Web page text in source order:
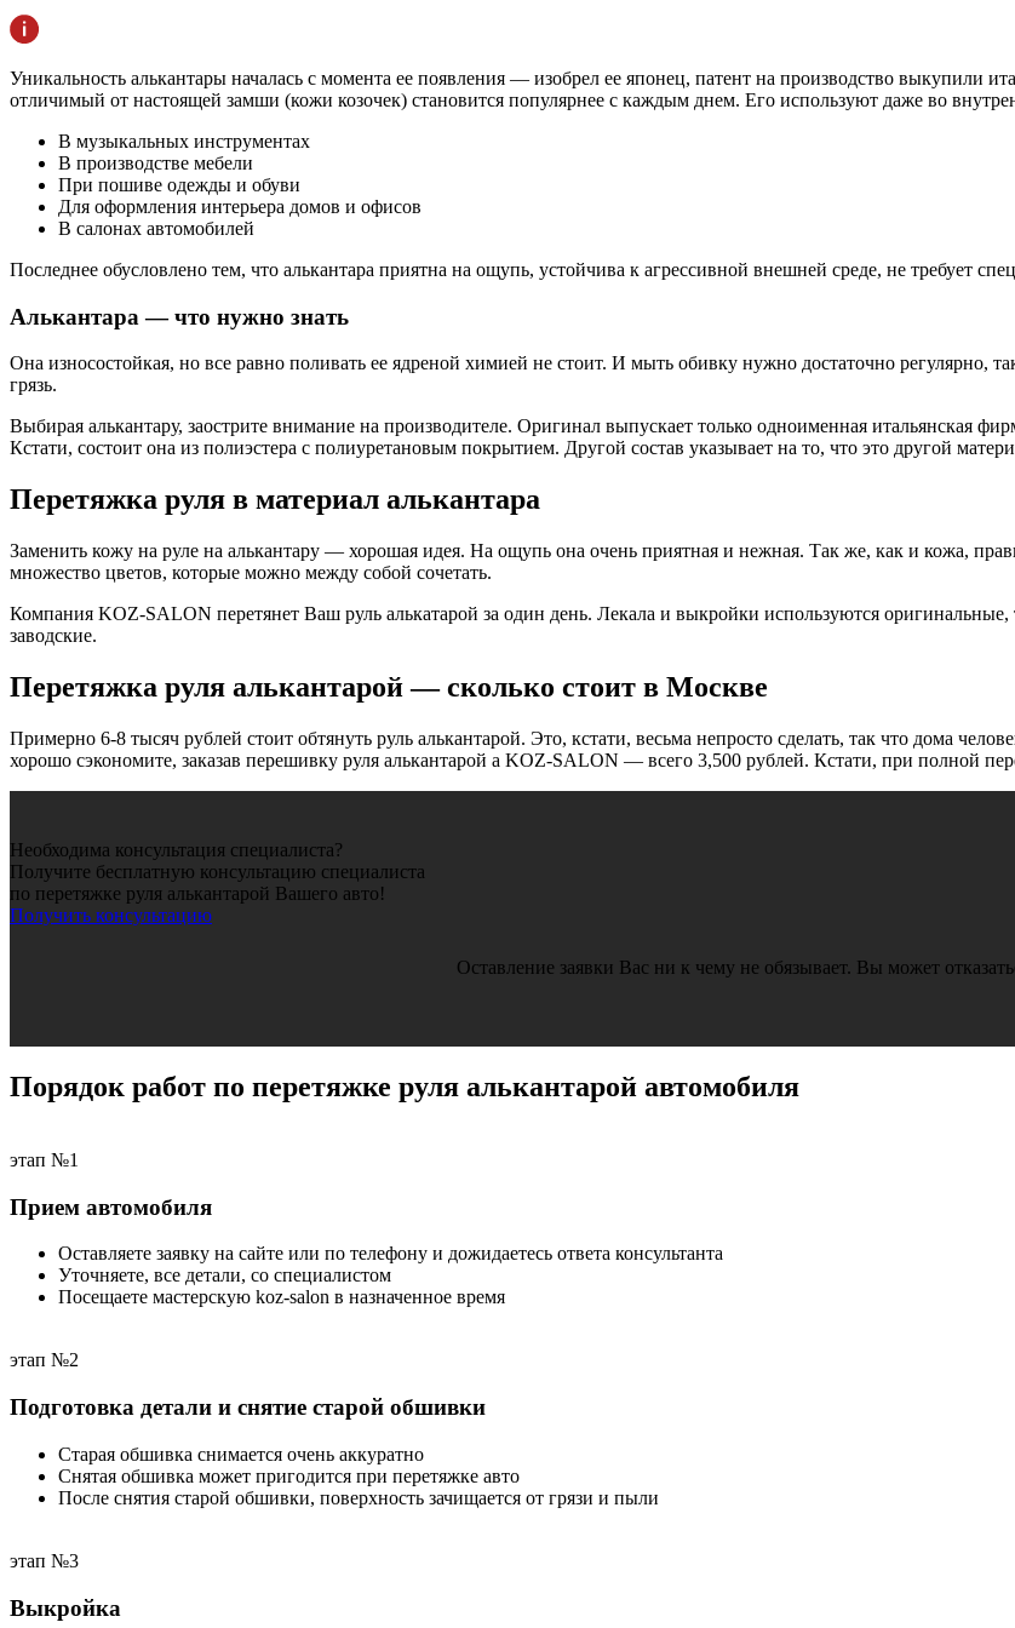
Уникальность алькантары началась с момента ее появления — изобрел ее японец, патент на производство выкупили
отличимый от настоящей замши (кожи козочек) становится популярнее с каждым днем. Его используют даже во
В музыкальных инструментах
В производстве мебели
При пошиве одежды и обуви
Для оформления интерьера домов и офисов
В салонах автомобилей
Последнее обусловлено тем, что алькантара приятна на ощупь, устойчива к агрессивной внешней среде, не требует
Алькантара — что нужно знать
Она износостойкая, но все равно поливать ее ядреной химией не стоит. И мыть обивку нужно достаточно регулярно,
грязь.
Выбирая алькантару, заострите внимание на производителе. Оригинал выпускает только одноименная итальянская
Кстати, состоит она из полиэстера с полиуретановым покрытием. Другой состав указывает на то, что это другой
Перетяжка руля в материал алькантара
Заменить кожу на руле на алькантару — хорошая идея. На ощупь она очень приятная и нежная. Так же, как и кожа,
множество цветов, которые можно между собой сочетать.
Компания KOZ-SALON перетянет Ваш руль алькатарой за один день. Лекала и выкройки используются оригинальные,
заводские.
Перетяжка руля алькантарой — сколько стоит в Москве
Примерно 6-8 тысяч рублей стоит обтянуть руль алькантарой. Это, кстати, весьма непросто сделать, так что дома
хорошо сэкономите, заказав перешивку руля алькантарой а KOZ-SALON — всего 3,500 рублей. Кстати, при полной
Необходима консультация специалиста?
Получите бесплатную консультацию специалиста
по перетяжке руля алькантарой Вашего авто!
Получить консультацию
Оставление заявки Вас ни к чему не обязывает. Вы может
Порядок работ по перетяжке руля алькантарой автомобиля
этап №1
Прием автомобиля
Оставляете заявку на сайте или по телефону и дожидаетесь ответа консультанта
Уточняете, все детали, со специалистом
Посещаете мастерскую koz-salon в назначенное время
этап №2
Подготовка детали и снятие старой обшивки
Старая обшивка снимается очень аккуратно
Снятая обшивка может пригодится при перетяжке авто
После снятия старой обшивки, поверхность зачищается от грязи и пыли
этап №3
Выкройка